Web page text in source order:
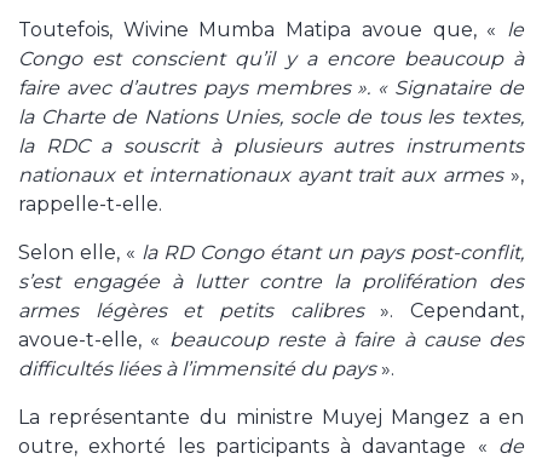
Toutefois, Wivine Mumba Matipa avoue que, « le
Congo est conscient qu’il y a encore beaucoup à
faire avec d’autres pays membres ». « Signataire de
la Charte de Nations Unies, socle de tous les textes,
la RDC a souscrit à plusieurs autres instruments
nationaux et internationaux ayant trait aux armes»,
rappelle-t-elle.
Selon elle, « la RD Congo étant un pays post-conflit,
s’est engagée à lutter contre la prolifération des
armes légères et petits calibres». Cependant,
avoue-t-elle, « beaucoup reste à faire à cause des
difficultés liées à l’immensité du pays».
La représentante du ministre Muyej Mangez a en
outre, exhorté les participants à davantage « de